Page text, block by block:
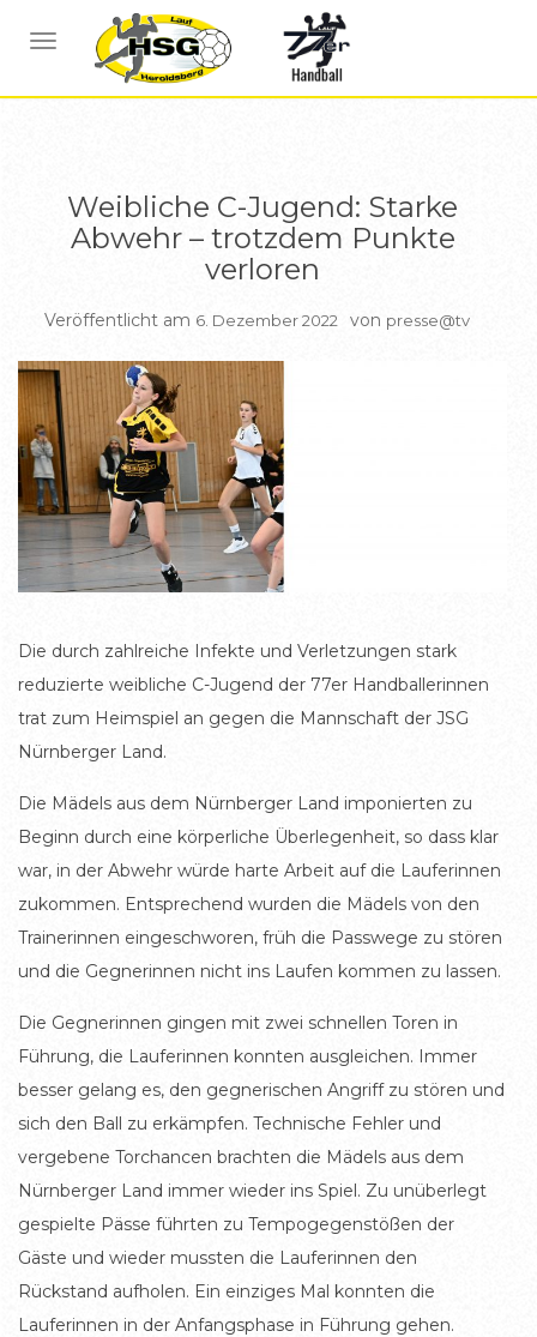
NAVIGATION UMSCHALTEN
BERICHTE WEIBL C JUGEND
Weibliche C-Jugend: Starke
Abwehr – trotzdem Punkte
verloren
Veröffentlicht am 6. Dezember 2022 von presse@tv
Die durch zahlreiche Infekte und Verletzungen stark
reduzierte weibliche C-Jugend der 77er Handballerinnen
trat zum Heimspiel an gegen die Mannschaft der JSG
Nürnberger Land.
Die Mädels aus dem Nürnberger Land imponierten zu
Beginn durch eine körperliche Überlegenheit, so dass klar
war, in der Abwehr würde harte Arbeit auf die Lauferinnen
zukommen. Entsprechend wurden die Mädels von den
Trainerinnen eingeschworen, früh die Passwege zu stören
und die Gegnerinnen nicht ins Laufen kommen zu lassen.
Die Gegnerinnen gingen mit zwei schnellen Toren in
Führung, die Lauferinnen konnten ausgleichen. Immer
besser gelang es, den gegnerischen Angriff zu stören und
sich den Ball zu erkämpfen. Technische Fehler und
vergebene Torchancen brachten die Mädels aus dem
Nürnberger Land immer wieder ins Spiel. Zu unüberlegt
gespielte Pässe führten zu Tempogegenstößen der
Gäste und wieder mussten die Lauferinnen den
Rückstand aufholen. Ein einziges Mal konnten die
Lauferinnen in der Anfangsphase in Führung gehen.